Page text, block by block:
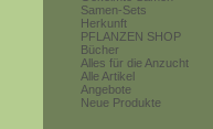
Samen-Sets
Herkunft
PFLANZEN SHOP
Bücher
Alles für die Anzucht
Alle Artikel
Angebote
Neue Produkte